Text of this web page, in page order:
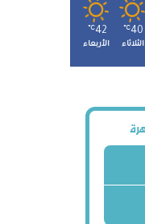
40
℃
الثلاثاء
42
℃
الأربعاء